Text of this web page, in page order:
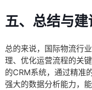
五、总结与建
总的来说，国际物流行
理、优化运营流程的关
的CRM系统，通过精准
强大的数据分析能力，